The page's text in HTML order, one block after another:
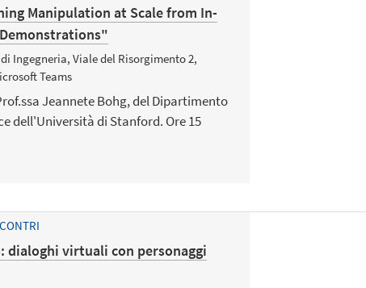
Manipulation at Scale from In-
Ingegneria, Viale del Risorgimento 2,
Teams
Jeannete Bohg, del Dipartimento
dell'Università di Stanford. Ore 15
dialoghi virtuali con personaggi